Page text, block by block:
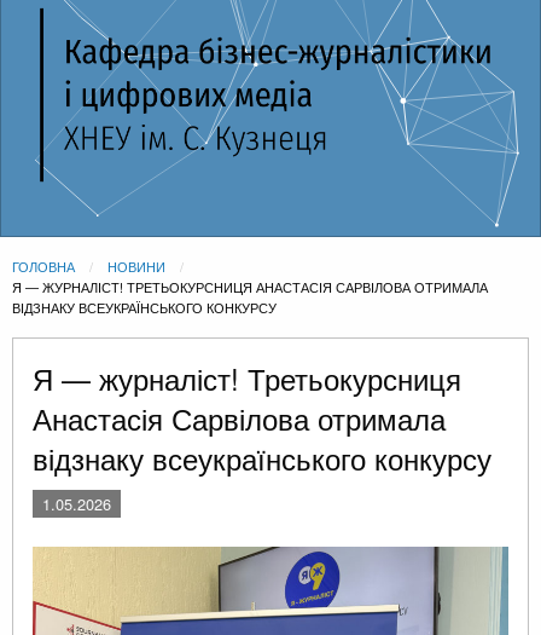
ГОЛОВНА
НОВИНИ
CURRENT:
Я — ЖУРНАЛІСТ! ТРЕТЬОКУРСНИЦЯ АНАСТАСІЯ САРВІЛОВА ОТРИМАЛА
ВІДЗНАКУ ВСЕУКРАЇНСЬКОГО КОНКУРСУ
Я — журналіст! Третьокурсниця
Анастасія Сарвілова отримала
відзнаку всеукраїнського конкурсу
1.05.2026